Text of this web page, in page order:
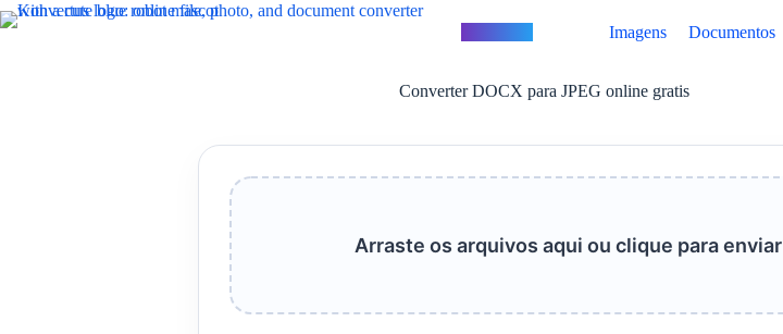
Pular
para
Imagens Documentos
Converter DOCX para JPEG online gratis
Arraste os arquivos aqui ou clique para enviar